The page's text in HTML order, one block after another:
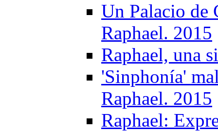
Un Palacio de
Raphael. 2015
Raphael, una
'Sinphonía'
Raphael. 2015
Raphael: